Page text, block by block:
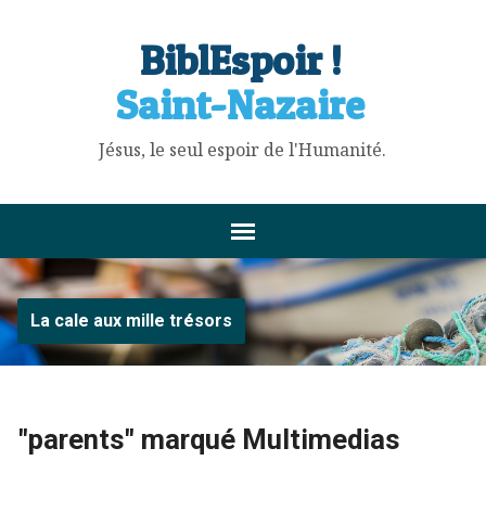
BiblEspoir !
Saint-Nazaire
Jésus, le seul espoir de l'Humanité.
La cale aux mille trésors
"parents" marqué Multimedias